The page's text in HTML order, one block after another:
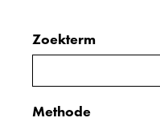
Zoeken
de
index
Zoekterm
Methode